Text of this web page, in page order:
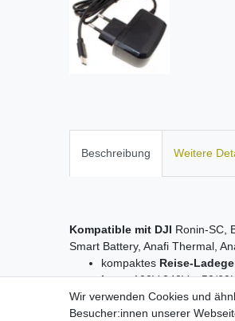
Beschreibung Weitere
Kompatible mit DJI Ronin-SC,
Smart Battery, Anafi Thermal,
kompaktes Reise-
Input100V-240V ~ 50/
Ausgangsleistung2A /
Kabellängeca. 1,20m
Wir verwenden Cookies und
Besucher:innen unserer